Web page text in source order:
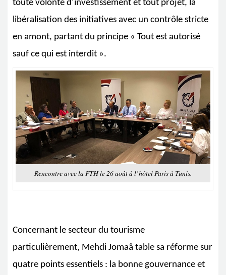
toute volonté d’investissement et tout projet, la
libéralisation des initiatives avec un contrôle stricte
en amont, partant du principe « Tout est autorisé
sauf ce qui est interdit ».
Rencontre avec la FTH le 26 août à l’hôtel Paris à Tunis.
Concernant le secteur du tourisme
particulièrement, Mehdi Jomaâ table sa réforme sur
quatre points essentiels : la bonne gouvernance et